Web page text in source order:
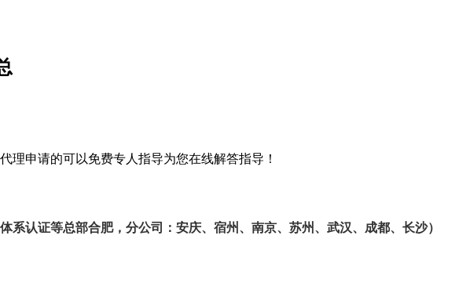
理申请的可以免费专人指导为您在线解答指导！
认证等总部合肥，分公司：安庆、宿州、南京、苏州、武汉、成都、长沙）